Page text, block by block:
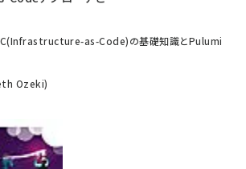
as-Code)の基礎知識とPulumi
Ozeki)